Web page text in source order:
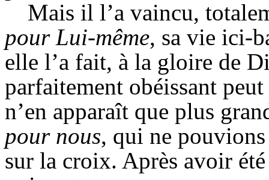
Mais il l’a vaincu,
pour Lui-même, sa vie ici-
elle l’a fait, à la gloire de
parfaitement obéissant
n’en apparaît que plus
pour nous, qui ne
sur la croix. Après avoir